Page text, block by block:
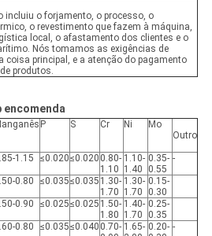
incluiu o forjamento, o processo, o
o revestimento que fazem à máquina,
local, o afastamento dos clientes e o
Nós tomamos as exigências de
coisa principal, e a atenção do pagamento
produtos.
encomenda
P S Cr Ni
Mo
Outro
1.15 ≤0.020≤0.020 0.80-
1.10
1.10-
1.40
0.35-
0.55
-
0.80 ≤0.035≤0.035 1.30-
1.70
1.30-
1.70
0.15-
0.30
0.90 ≤0.025≤0.025 1.50-
1.80
1.40-
1.70
0.25-
0.35
0.80 ≤0.035≤0.040 0.70- 1.65- 0.20- -